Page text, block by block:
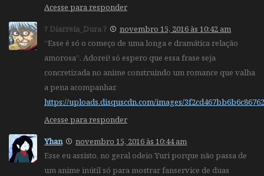
Acesse para responder
? Diarreia_Dura ?
novembro 15, 2016 às 10:42 am
“Esse é só o começo de uma longa e dramática relação
amorosa”. Adorei! só espero que essa frase seja
concretizada no anime construindo um romance que valha
a pena acompanhar.
https://uploads.disquscdn.com/images/
Acesse para responder
Yhan
novembro 15, 2016 às 10:44 am
Esse eu assisto, no geral odeio Yuri porque não passa de
um anime inútil só para mostrar fanservice de duas